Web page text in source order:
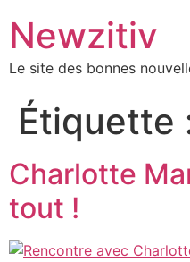
Newzitiv
Le site des bonnes
Étiquette
Charlotte
tout !